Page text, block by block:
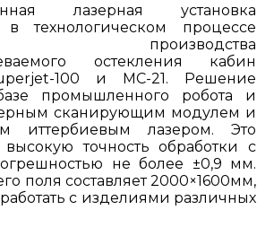
лазерная установка
в технологическом процессе
производства
остекления кабин
100 и МС-21. Решение
промышленного робота и
сканирующим модулем и
иттербиевым лазером. Это
высокую точность обработки с
не более ±0,9 мм.
поля составляет 2000×1600мм,
с изделиями различных